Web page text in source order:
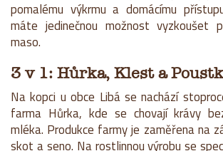
pomalému výkrmu a domácímu
máte jedinečnou možnost vyzkoušet
maso.
3 v 1: Hůrka, Klest a
Na kopci u obce Libá se nachází
farma Hůrka, kde se chovají krávy
mléka. Produkce farmy je zaměřena na
skot a seno. Na rostlinnou výrobu se